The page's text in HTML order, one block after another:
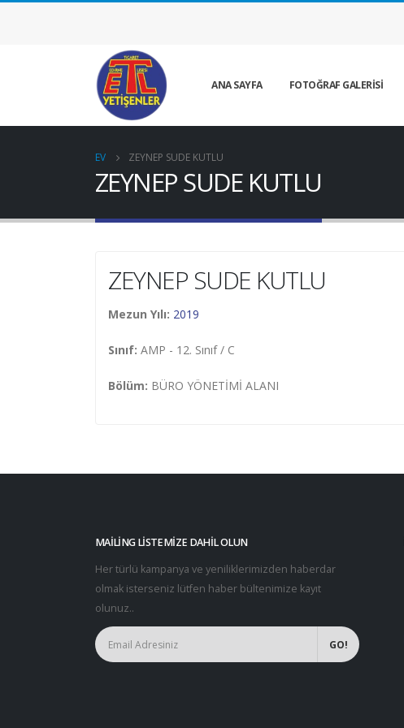
ANA SAYFA FOTOĞRAF GALERİSİ
EV ZEYNEP SUDE KUTLU
ZEYNEP SUDE KUTLU
ZEYNEP SUDE KUTLU
Mezun Yılı: 2019
Sınıf: AMP - 12. Sınıf / C
Bölüm: BÜRO YÖNETİMİ ALANI
MAILING LISTEMIZE DAHIL OLUN
Her türlü kampanya ve yeniliklerimizden haberdar
olmak isterseniz lütfen haber bültenimize kayıt
olunuz..